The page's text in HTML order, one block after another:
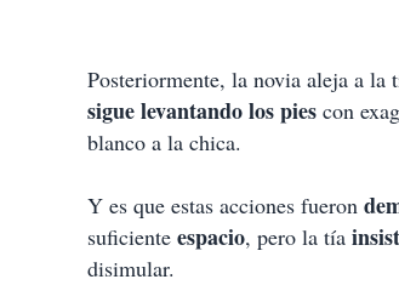
Posteriormente, la novia aleja a la
sigue levantando los pies con
blanco a la chica.
Y es que estas acciones fueron
suficiente espacio, pero la tía
disimular.